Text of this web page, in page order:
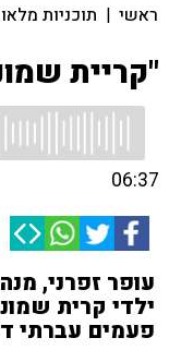
ראשי | תוכניות
"קריית
06:37
עופר זפרני,
ילדי קרית
פעמים עברתי